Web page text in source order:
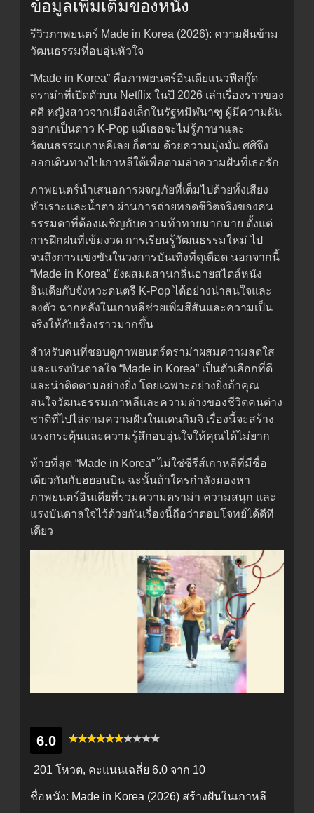
ข้อมูลเพิ่มเติมของหนัง
รีวิวภาพยนตร์ Made in Korea (2026): ความฝันข้าม
วัฒนธรรมที่อบอุ่นหัวใจ
“Made in Korea” คือภาพยนตร์อินเดียแนวฟีลกู๊ด
ดราม่าที่เปิดตัวบน Netflix ในปี 2026 เล่าเรื่องราวของ
ศศิ หญิงสาวจากเมืองเล็กในรัฐทมิฬนาฑู ผู้มีความฝัน
อยากเป็นดาว K-Pop แม้เธอจะไม่รู้ภาษาและ
วัฒนธรรมเกาหลีเลย ก็ตาม ด้วยความมุ่งมั่น ศศิจึง
ออกเดินทางไปเกาหลีใต้เพื่อตามล่าความฝันที่เธอรัก
ภาพยนตร์นำเสนอการผจญภัยที่เต็มไปด้วยทั้งเสียง
หัวเราะและน้ำตา ผ่านการถ่ายทอดชีวิตจริงของคน
ธรรมดาที่ต้องเผชิญกับความท้าทายมากมาย ตั้งแต่
การฝึกฝนที่เข้มงวด การเรียนรู้วัฒนธรรมใหม่ ไป
จนถึงการแข่งขันในวงการบันเทิงที่ดุเดือด นอกจากนี้
“Made in Korea” ยังผสมผสานกลิ่นอายสไตล์หนัง
อินเดียกับจังหวะดนตรี K-Pop ได้อย่างน่าสนใจและ
ลงตัว ฉากหลังในเกาหลีช่วยเพิ่มสีสันและความเป็น
จริงให้กับเรื่องราวมากขึ้น
สำหรับคนที่ชอบดูภาพยนตร์ดราม่าผสมความสดใส
และแรงบันดาลใจ “Made in Korea” เป็นตัวเลือกที่ดี
และน่าติดตามอย่างยิ่ง โดยเฉพาะอย่างยิ่งถ้าคุณ
สนใจวัฒนธรรมเกาหลีและความต่างของชีวิตคนต่าง
ชาติที่ไปไล่ตามความฝันในแดนกิมจิ เรื่องนี้จะสร้าง
แรงกระตุ้นและความรู้สึกอบอุ่นใจให้คุณได้ไม่ยาก
ท้ายที่สุด “Made in Korea” ไม่ใช่ซีรีส์เกาหลีที่มีชื่อ
เดียวกันกับฮยอนบิน ฉะนั้นถ้าใครกำลังมองหา
ภาพยนตร์อินเดียที่รวมความดราม่า ความสนุก และ
แรงบันดาลใจไว้ด้วยกันเรื่องนี้ถือว่าตอบโจทย์ได้ดีที
เดียว
6.0
201 โหวต, คะแนนเฉลี่ย 6.0 จาก 10
ชื่อหนัง: Made in Korea (2026) สร้างฝันในเกาหลี